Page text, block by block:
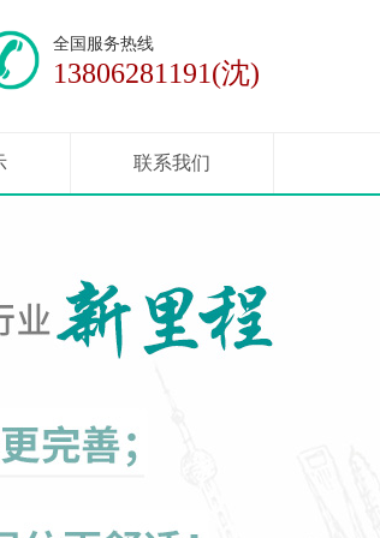
全国服务热线
13806281191(沈)
联系我们